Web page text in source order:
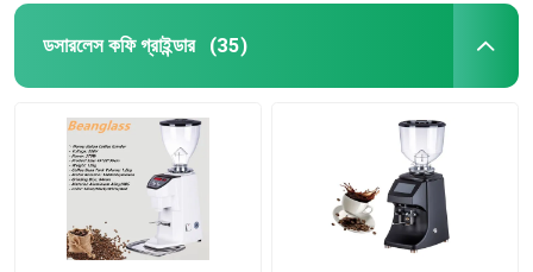
ডসারলেস কফি গ্রাইন্ডার (35)